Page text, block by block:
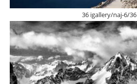
36 igallery/naj-6/36